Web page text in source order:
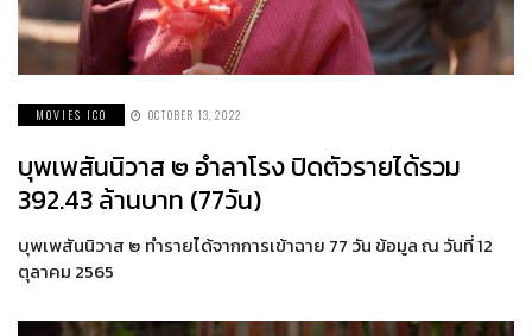
MOVIES ICO OCTOBER 13, 2022
บุพเพสันนิวาส ๒ อำลาโรง ปิดตัวรายได้รวม
392.43 ล้านบาท (77วัน)
บุพเพสันนิวาส ๒ ทำรายได้จากการเข้าฉาย 77 วัน ข้อมูล ณ วันที่ 12
ตุลาคม 2565